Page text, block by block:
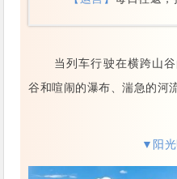
当列车行驶在横跨山
谷和喧闹的瀑布、湍急的河
▼阳光